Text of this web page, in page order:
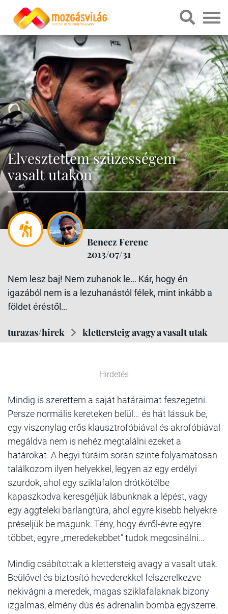
Elvesztettem szüzességem -
vasalt utakon
Benecz Ferenc
2013/07/31
Nem lesz baj! Nem zuhanok le… Kár, hogy én
igazából nem is a lezuhanástól félek, mint inkább a
földet éréstől…
turazas/hirek klettersteig avagy a vasalt utak
Hirdetés
Mindig is szerettem a saját határaimat feszegetni.
Persze normális kereteken belül… és hát lássuk be,
egy viszonylag erős klausztrofóbiával és akrofóbiával
megáldva nem is nehéz megtalálni ezeket a
határokat. A hegyi túráim során szinte folyamatosan
találkozom ilyen helyekkel, legyen az egy erdélyi
szurdok, ahol egy sziklafalon drótkötélbe
kapaszkodva keresgéljük lábunknak a lépést, vagy
egy aggteleki barlangtúra, ahol egyre kisebb helyekre
préseljük be magunk. Tény, hogy évről-évre egyre
többet, egyre „meredekebbet” tudok megcsinálni…
Mindig csábítottak a klettersteig avagy a vasalt utak.
Beülővel és biztosító hevederekkel felszerelkezve
nekivágni a meredek, magas sziklafalaknak bizony
izgalmas, élmény dús és adrenalin bomba egyszerre.